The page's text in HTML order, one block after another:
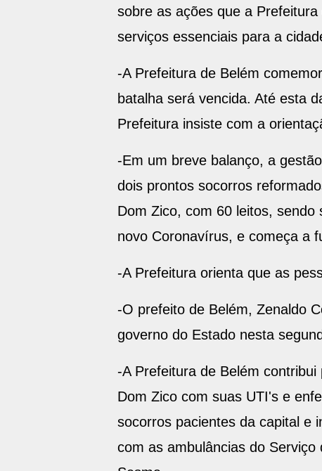
sobre as ações que a
serviços essenciais para a
-A Prefeitura de Belém
batalha será vencida. Até esta
Prefeitura insiste com a
-Em um breve balanço, a
dois prontos socorros
Dom Zico, com 60 leitos,
novo Coronavírus, e começa a
-A Prefeitura orienta que as
-O prefeito de Belém, Zenaldo
governo do Estado nesta
-A Prefeitura de Belém
Dom Zico com suas UTI's e
socorros pacientes da capital e
com as ambulâncias do